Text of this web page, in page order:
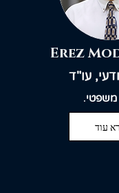
Erez
עו"ד
משפטי.
עוד